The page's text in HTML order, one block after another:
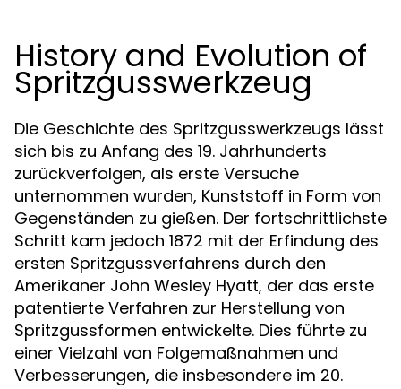
History and Evolution of
Spritzgusswerkzeug
Die Geschichte des Spritzgusswerkzeugs lässt
sich bis zu Anfang des 19. Jahrhunderts
zurückverfolgen, als erste Versuche
unternommen wurden, Kunststoff in Form von
Gegenständen zu gießen. Der fortschrittlichste
Schritt kam jedoch 1872 mit der Erfindung des
ersten Spritzgussverfahrens durch den
Amerikaner John Wesley Hyatt, der das erste
patentierte Verfahren zur Herstellung von
Spritzgussformen entwickelte. Dies führte zu
einer Vielzahl von Folgemaßnahmen und
Verbesserungen, die insbesondere im 20.